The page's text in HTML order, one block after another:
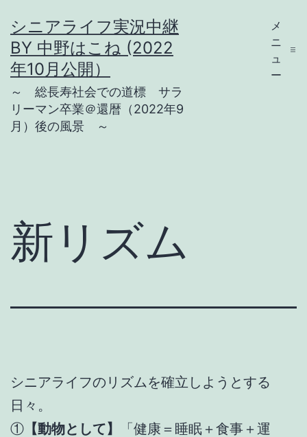
ン
テ
ン
へ
シニアライフ実況中継
BY 中野はこね (2022
年10月公開）
～ 総長寿社会での道標 サラ
リーマン卒業＠還暦（2022年9
月）後の風景 ～
メ
ニ
ュ
ー
新リズム
シニアライフのリズムを確立しようとする
日々。
① 【動物として】
「健康＝睡眠＋食事＋運